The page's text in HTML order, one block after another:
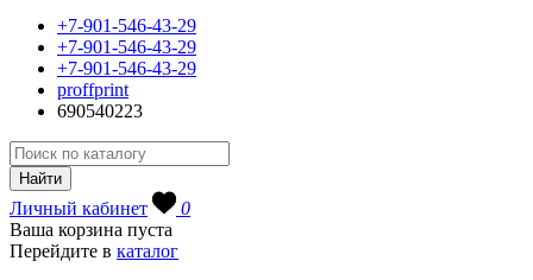
+7-901-546-43-29
+7-901-546-43-29
+7-901-546-43-29
proffprint
690540223
Личный кабинет
0
Ваша корзина пуста
Перейдите в каталог